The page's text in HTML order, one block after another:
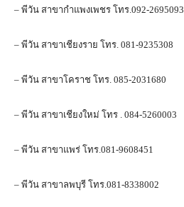
– พีวัน สาขากำแพงเพชร โทร.092-2695093
– พีวัน สาขาเชียงราย โทร. 081-9235308
– พีวัน สาขาโคราช โทร. 085-2031680
– พีวัน สาขาเชียงใหม่ โทร . 084-5260003
– พีวัน สาขาแพร่ โทร.081-9608451
– พีวัน สาขาลพบุรี โทร.081-8338002